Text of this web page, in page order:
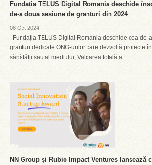
Fundația TELUS Digital Romania deschide
de-a doua sesiune de granturi din 2024
08 Oct 2024
Fundația TELUS Digital Romania deschide cea de-
granturi dedicate ONG-urilor care dezvoltă proiecte
sănătății sau al mediului; Valoarea totală a...
NN Group și Rubio Impact Ventures lansează